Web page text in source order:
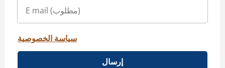
سياسة الخصوصية
إرسال